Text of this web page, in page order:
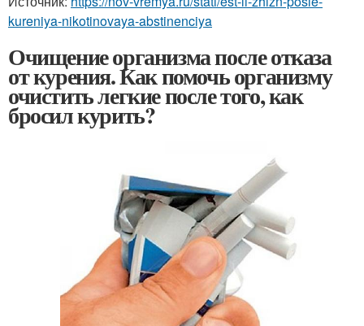
kureniya-nikotinovaya-abstinenciya
Очищение организма после отказа
от курения. Как помочь организму
очистить легкие после того, как
бросил курить?